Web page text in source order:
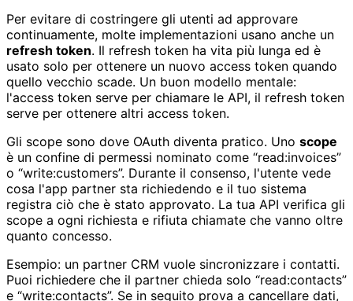
Per evitare di costringere gli utenti ad approvare
continuamente, molte implementazioni usano anche un
refresh token. Il refresh token ha vita più lunga ed è
usato solo per ottenere un nuovo access token quando
quello vecchio scade. Un buon modello mentale:
l'access token serve per chiamare le API, il refresh token
serve per ottenere altri access token.
Gli scope sono dove OAuth diventa pratico. Uno scope
è un confine di permessi nominato come “read:invoices”
o “write:customers”. Durante il consenso, l'utente vede
cosa l'app partner sta richiedendo e il tuo sistema
registra ciò che è stato approvato. La tua API verifica gli
scope a ogni richiesta e rifiuta chiamate che vanno oltre
quanto concesso.
Esempio: un partner CRM vuole sincronizzare i contatti.
Puoi richiedere che il partner chieda solo “read:contacts”
e “write:contacts”. Se in seguito prova a cancellare dati,